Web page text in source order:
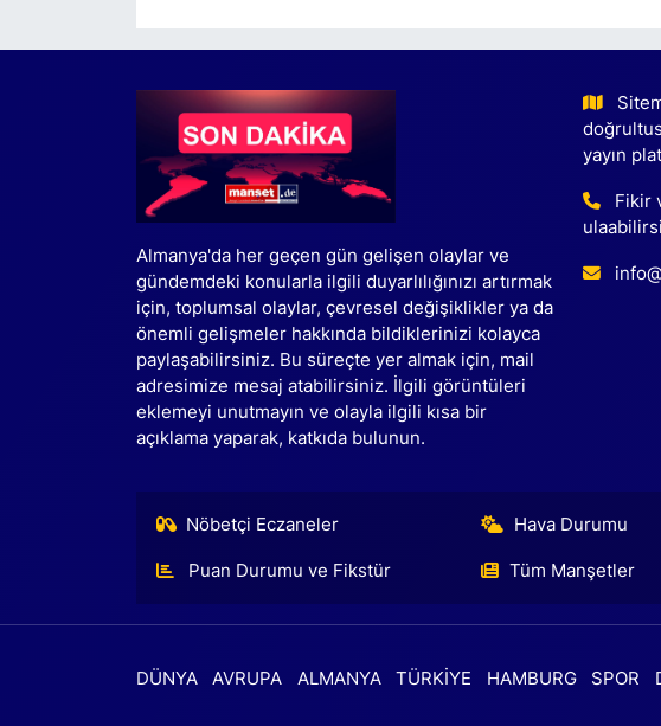
Almanya'da her geçen gün gelişen olaylar ve
gündemdeki konularla ilgili duyarlılığınızı artırmak
için, toplumsal olaylar, çevresel değişiklikler ya da
önemli gelişmeler hakkında bildiklerinizi kolayca
paylaşabilirsiniz. Bu süreçte yer almak için, mail
adresimize mesaj atabilirsiniz. İlgili görüntüleri
eklemeyi unutmayın ve olayla ilgili kısa bir
açıklama yaparak, katkıda bulunun.
yayın
Fikir
Nöbetçi Eczaneler Hava Durumu
Puan Durumu ve Fikstür Tüm Manşetler
DÜNYA AVRUPA ALMANYA TÜRKİYE HAMBURG SPOR